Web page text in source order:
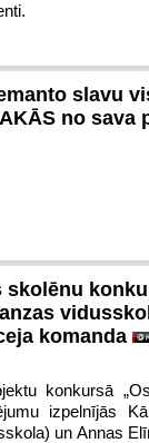
slavu
no sava
skolēnu
komanda
konkursā
izpelnījās
un Annas